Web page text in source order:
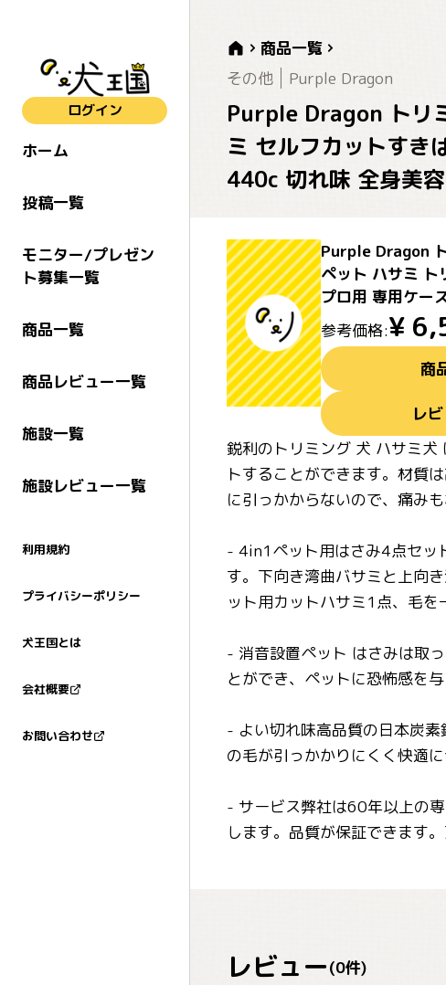
ログイン
ホーム
投稿一覧
モニター/プレゼン
ト募集一覧
商品一覧
商品レビュー一覧
施設一覧
施設レビュー一覧
利用規約
プライバシーポリシー
犬王国とは
会社概要
お問い合わせ
商品一覧
その他
Purple Dragon
Purple Dragon トリ
ミ セルフカットすき
440c 切れ味 全身美
Purple Dragon
ペット ハサミ ト
プロ用 専用ケー
参考価格:¥
商
レ
鋭利のトリミング 犬 ハサミ犬
トすることができます。材質
に引っかからないので、痛みも
- 4in1ペット用はさみ4点セッ
す。下向き湾曲バサミと上向
ット用カットハサミ1点、毛を
- 消音設置ペット はさみは取
とができ、ペットに恐怖感を
- よい切れ味高品質の日本炭
の毛が引っかかりにくく快適
- サービス弊社は60年以上の
します。品質が保証できます
レビュー(0件)